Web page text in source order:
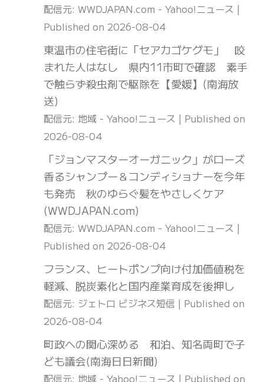
配信元: WWDJAPAN.com - Yahoo!ニュース
Published on 2026-08-04
東温市の住宅街に「セアカゴケグモ」 咬
まれた人はなし 県内11市町で確認 素手
で触らず殺虫剤で駆除を【愛媛】(南海放
送)
配信元: 地域 - Yahoo!ニュース
Published on
2026-08-04
「ジョンマスターオーガニック」がローズ
香るシャンプー＆コンディショナーを今年
も発売 秋のゆらぐ髪をやさしくケア
(WWDJAPAN.com)
配信元: WWDJAPAN.com - Yahoo!ニュース
Published on 2026-08-04
フランス、ヒートポンプ向け付加価値税を
軽減、脱炭素化と国内産業育成を後押し
配信元: ジェトロ ビジネス短信
Published on
2026-08-04
町政への関心深める 和泊、知名両町で子
ども議会(南海日日新聞)
配信元: 地域 - Yahoo!ニュース
Published on